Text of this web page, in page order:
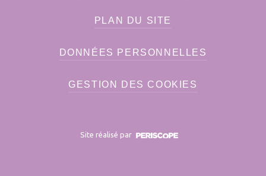
PLAN DU SITE
DONNÉES PERSONNELLES
GESTION DES COOKIES
Site réalisé par